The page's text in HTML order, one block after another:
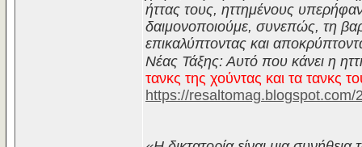
ήττας τους, ηττημένους
δαιμονοποιούμε, συνεπώς, τη
επικαλύπτοντας και
Νέας Τάξης: Αυτό που κάνει η
τανκς της χούντας και τα τανκς
https://resaltomag.blogspot.com/